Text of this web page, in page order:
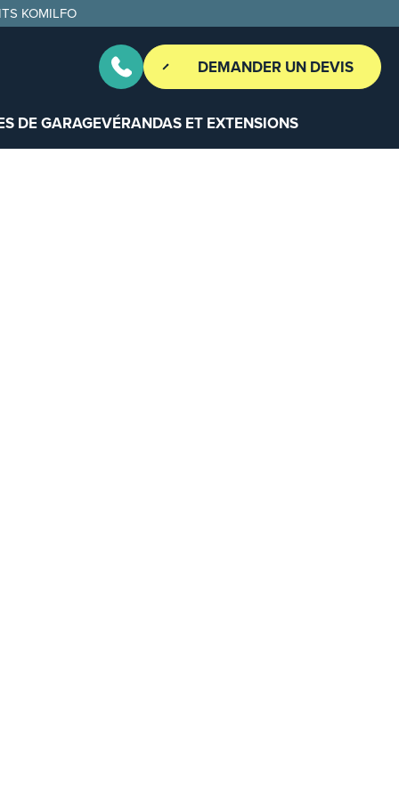
KOMILFO
DEMANDER UN DEVIS
DE GARAGEVÉRANDAS ET EXTENSIONS